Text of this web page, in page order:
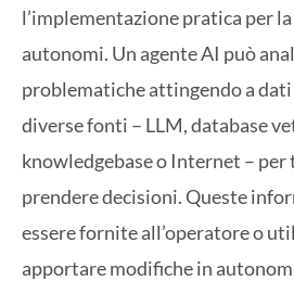
l’implementazione pratica per
autonomi. Un agente AI può
problematiche attingendo a
diverse fonti – LLM, database
knowledgebase o Internet –
prendere decisioni. Queste
essere fornite all’operatore o
apportare modifiche in